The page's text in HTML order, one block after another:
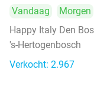
Vandaag Morgen
Happy Italy Den
's-Hertogenbosch
Verkocht: 2.967